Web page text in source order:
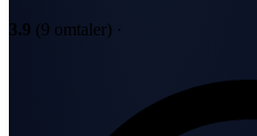
3.9 (9 omtaler) ·